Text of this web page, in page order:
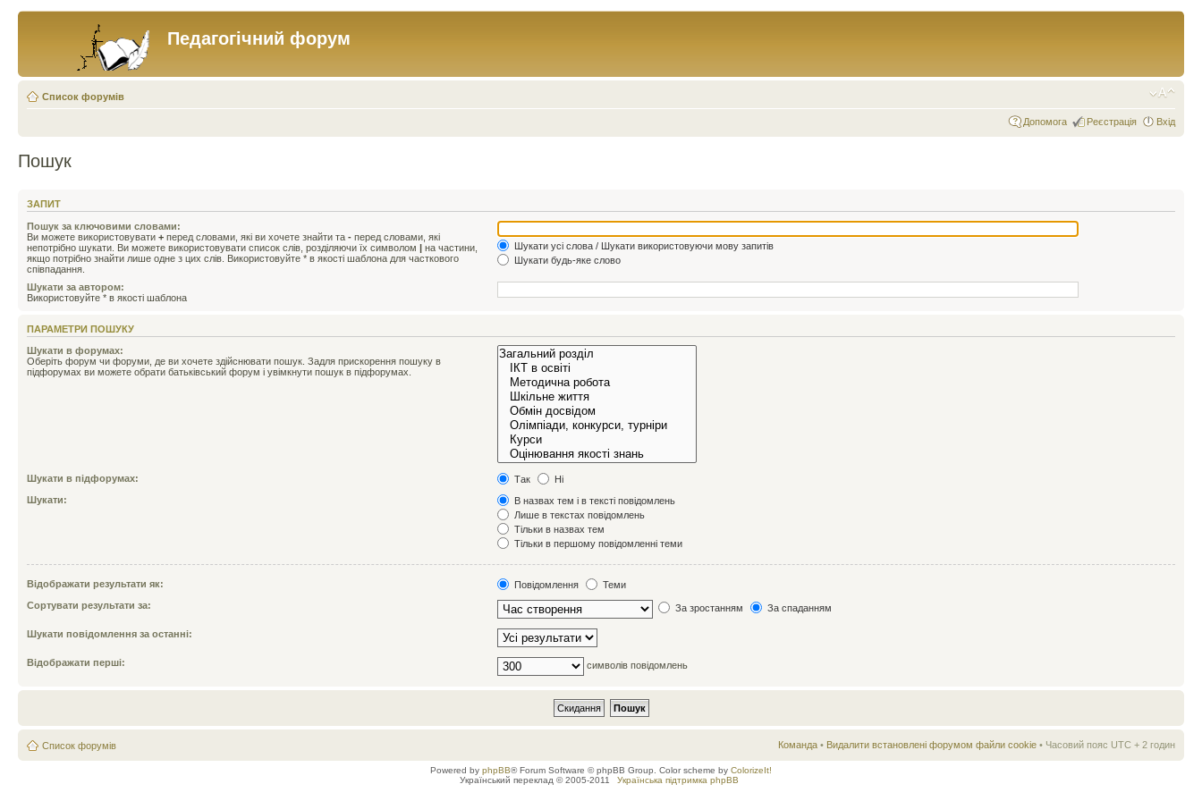
Педагогічний форум
Список форумів
Допомога Реєстрація Вхід
Пошук
ЗАПИТ
Пошук за ключовими словами:
Ви можете використовувати + перед словами, які ви хочете знайти та - перед словами, які
непотрібно шукати. Ви можете використовувати список слів, розділяючи їх символом | на частини,
якщо потрібно знайти лише одне з цих слів. Використовуйте * в якості шаблона для часткового
співпадання.
Шукати усі слова / Шукати використовуючи мову запитів
Шукати будь-яке слово
Шукати за автором:
Використовуйте * в якості шаблона
ПАРАМЕТРИ ПОШУКУ
Шукати в форумах:
Оберіть форум чи форуми, де ви хочете здійснювати пошук. Задля прискорення пошуку в
підфорумах ви можете обрати батьківський форум і увімкнути пошук в підфорумах.
Шукати в підфорумах: Так
Ні
Шукати:
В назвах тем і в тексті повідомлень
Лише в текстах повідомлень
Тільки в назвах тем
Тільки в першому повідомленні теми
Відображати результати як: Повідомлення
Теми
Сортувати результати за:
За зростанням За спаданням
Шукати повідомлення за останні:
Відображати перші: символів повідомлень
Список форумів Команда • Видалити встановлені форумом файли cookie • Часовий пояс UTC + 2 годин
Powered by phpBB® Forum Software © phpBB Group. Color scheme by ColorizeIt!
Український переклад © 2005-2011
Українська підтримка phpBB